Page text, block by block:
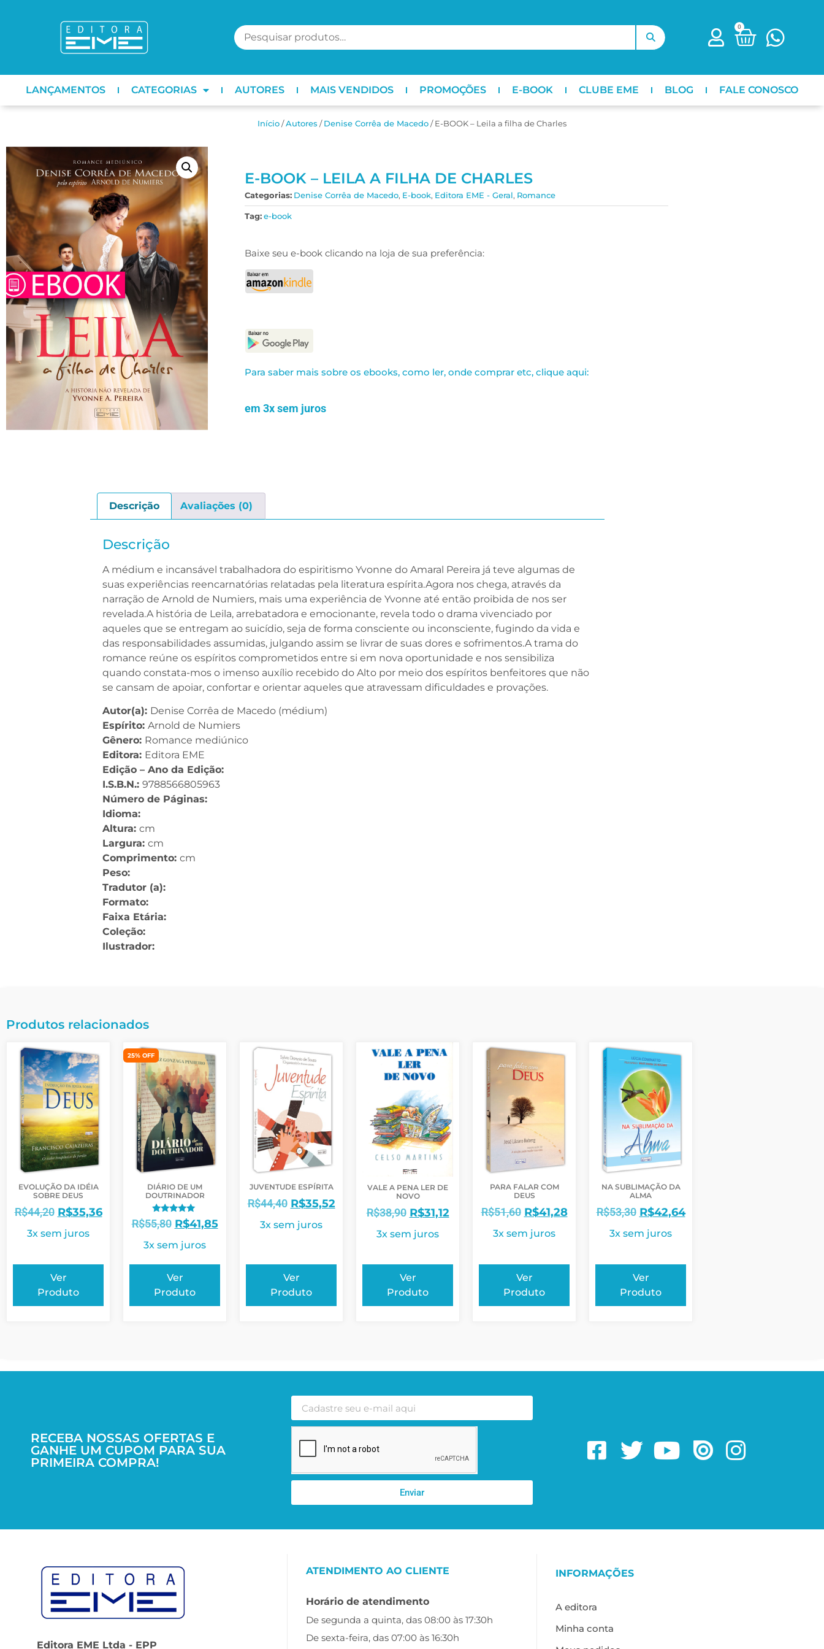
0
LANÇAMENTOS CATEGORIAS AUTORES MAIS VENDIDOS PROMOÇÕES E-BOOK CLUBE EME BLOG FALE CONOSCO
Início/ㅤAutores /Denise Corrêa de Macedo/ E-BOOK – Leila a filha de Charles
E-BOOK – LEILA A FILHA DE CHARLES
Categorias: Denise Corrêa de Macedo, E-book, Editora EME - Geral, Romance
Tag:e-book
Baixe seu e-book clicando na loja de sua preferência:
Para saber mais sobre os ebooks, como ler, onde comprar etc, clique aqui:
em 3x sem juros
Descrição Avaliações (0)
Descrição
A médium e incansável trabalhadora do espiritismo Yvonne do Amaral Pereira já teve algumas de
suas experiências reencarnatórias relatadas pela literatura espírita.Agora nos chega, através da
narração de Arnold de Numiers, mais uma experiência de Yvonne até então proibida de nos ser
revelada.A história de Leila, arrebatadora e emocionante, revela todo o drama vivenciado por
aqueles que se entregam ao suicídio, seja de forma consciente ou inconsciente, fugindo da vida e
das responsabilidades assumidas, julgando assim se livrar de suas dores e sofrimentos.A trama do
romance reúne os espíritos comprometidos entre si em nova oportunidade e nos sensibiliza
quando constata-mos o imenso auxílio recebido do Alto por meio dos espíritos benfeitores que não
se cansam de apoiar, confortar e orientar aqueles que atravessam dificuldades e provações.
Autor(a): Denise Corrêa de Macedo (médium)
Espírito: Arnold de Numiers
Gênero: Romance mediúnico
Editora: Editora EME
Edição – Ano da Edição:
I.S.B.N.: 9788566805963
Número de Páginas:
Idioma:
Altura: cm
Largura: cm
Comprimento: cm
Peso:
Tradutor (a):
Formato:
Faixa Etária:
Coleção:
Ilustrador:
Produtos relacionados
EVOLUÇÃO DA IDÉIA
SOBRE DEUS
R$44,20 R$35,36
3x sem juros
Ver
Produto
25% OFF
DIÁRIO DE UM
DOUTRINADOR
Avaliação
5.00
R$55,80 R$41,85
3x sem juros
Ver
Produto
JUVENTUDE ESPÍRITA
R$44,40 R$35,52
3x sem juros
Ver
Produto
VALE A PENA LER DE
NOVO
R$38,90 R$31,12
3x sem juros
Ver
Produto
PARA FALAR COM
DEUS
R$51,60 R$41,28
3x sem juros
Ver
Produto
NA SUBLIMAÇÃO DA
ALMA
R$53,30 R$42,64
3x sem juros
Ver
Produto
RECEBA NOSSAS OFERTAS E
GANHE UM CUPOM PARA SUA
PRIMEIRA COMPRA!
Enviar
Editora EME Ltda - EPP
ATENDIMENTO AO CLIENTE
Horário de atendimento
De segunda a quinta, das 08:00 às 17:30h
De sexta-feira, das 07:00 às 16:30h
INFORMAÇÕES
A editora
Minha conta